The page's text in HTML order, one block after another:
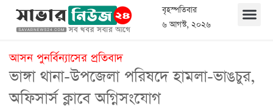
বৃহস্পতিবার
৬ আগস্ট, ২০২৬
আসন পুনর্বিন্যাসের প্রতিবাদ
ভাঙ্গা থানা-উপজেলা পরিষদে হামলা-ভাঙচুর,
অফিসার্স ক্লাবে অগ্নিসংযোগ